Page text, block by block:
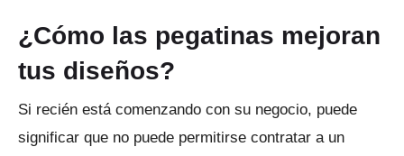
¿Cómo las pegatinas mejoran
tus diseños?
Si recién está comenzando con su negocio, puede
significar que no puede permitirse contratar a un